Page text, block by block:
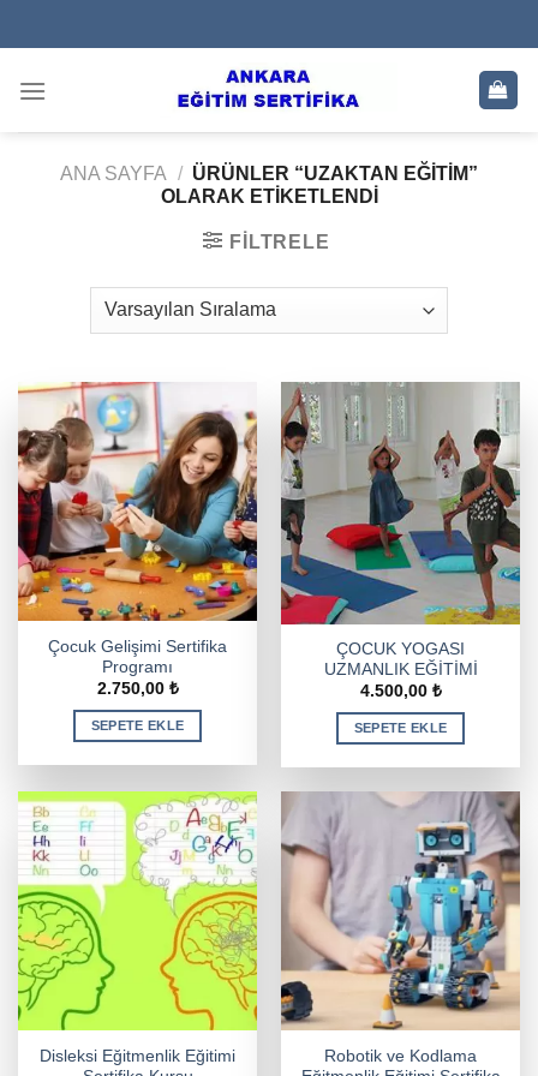
to
ANA SAYFA / ÜRÜNLER “UZAKTAN EĞITIM”
OLARAK ETIKETLENDI
FILTRELE
Çocuk Gelişimi Sertifika
Programı
2.750,00 ₺
SEPETE EKLE
ÇOCUK YOGASI
UZMANLIK EĞİTİMİ
4.500,00 ₺
SEPETE EKLE
Disleksi Eğitmenlik Eğitimi
Robotik ve Kodlama